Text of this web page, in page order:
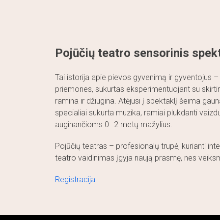
Pojūčių teatro sensorinis
Tai istorija apie pievos gyvenimą ir gyventojus
priemones, sukurtas eksperimentuojant su
ramina ir džiugina. Atėjusi į spektaklį šeima
specialiai sukurta muzika, ramiai plukdanti
auginančioms 0–2 metų mažylius.
Pojūčių teatras – profesionalų trupė, kurianti
teatro vaidinimas įgyja naują prasmę, nes
Registracija